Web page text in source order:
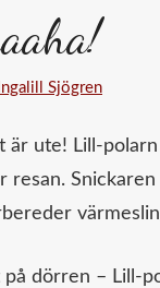
Ingalill Sjögren
är ute! Lill-
resan.
på dörren – Lill-